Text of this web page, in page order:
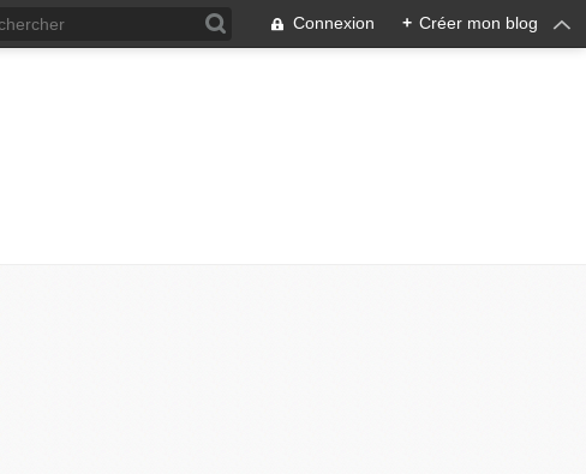
Connexion + Créer mon blog